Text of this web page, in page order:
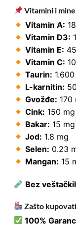
Vitamini i
Vitamin A:
Vitamin D3:
Vitamin E:
Vitamin C:
Taurin:
L-karnitin:
Gvožđe: 170
Cink: 150 mg
Bakar: 15 mg
Jod: 1.8 mg
Selen: 0.23
Mangan: 15
Bez
Zašto
100%